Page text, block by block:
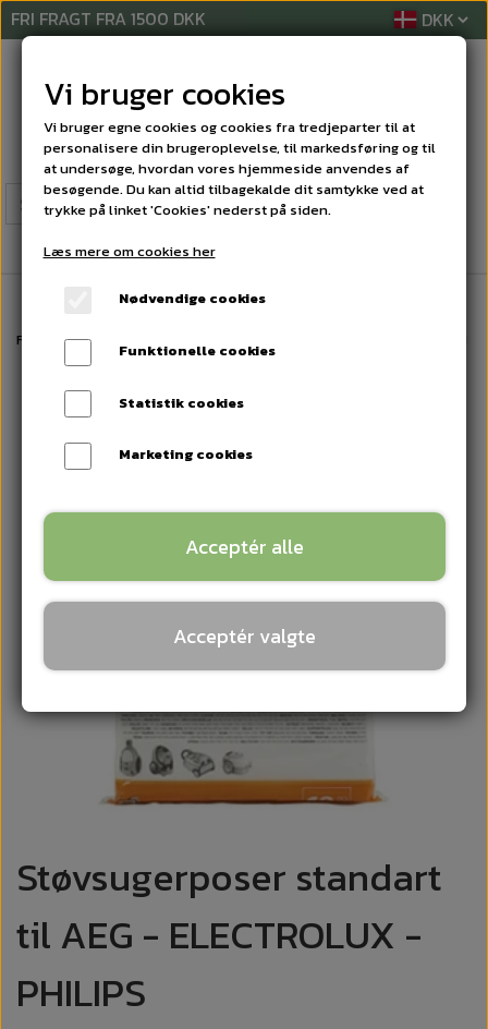
FRI FRAGT FRA 1500 DKK
Forside MASKINER
Støvsugerposer standart
til AEG - ELECTROLUX -
PHILIPS
Vi bruger cookies
Vi bruger egne cookies og cookies fra tredjeparter til at
personalisere din brugeroplevelse, til markedsføring og til
at undersøge, hvordan vores hjemmeside anvendes af
besøgende. Du kan altid tilbagekalde dit samtykke ved at
trykke på linket 'Cookies' nederst på siden.
Læs mere om cookies her
Nødvendige cookies
Funktionelle cookies
Statistik cookies
Marketing cookies
Acceptér alle
Acceptér valgte